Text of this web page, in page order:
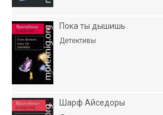
Пока ты дышишь
Детективы
Шарф Айседоры